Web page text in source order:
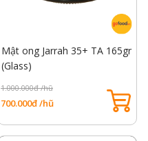
Mật ong Jarrah 35+ TA 165gr
(Glass)
1.000.000đ /hũ
700.000đ /hũ